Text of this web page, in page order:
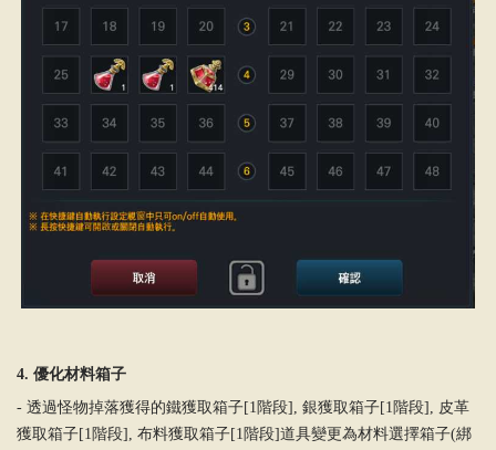
4. 優化材料箱子
- 透過怪物掉落獲得的鐵獲取箱子[1階段], 銀獲取箱子[1階段], 皮革
獲取箱子[1階段], 布料獲取箱子[1階段]道具變更為材料選擇箱子(綁